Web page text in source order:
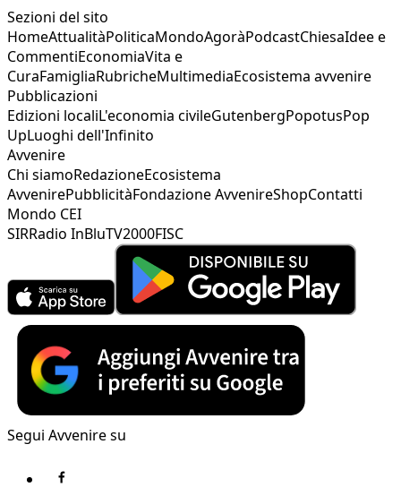
Sezioni del sito
HomeAttualitàPoliticaMondoAgoràPodcastChiesaIdee e
CommentiEconomiaVita e
CuraFamigliaRubricheMultimediaEcosistema avvenire
Pubblicazioni
Edizioni localiL'economia civileGutenbergPopotusPop
UpLuoghi dell'Infinito
Avvenire
Chi siamoRedazioneEcosistema
AvvenirePubblicitàFondazione AvvenireShopContatti
Mondo CEI
SIRRadio InBluTV2000FISC
Segui Avvenire su